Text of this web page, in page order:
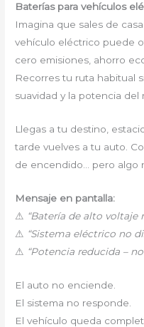
Baterías para vehículos
Imagina que sales de
vehículo eléctrico puede
cero emisiones, ahorro
Recorres tu ruta habitual
suavidad y la potencia del
Llegas a tu destino,
tarde vuelves a tu auto.
de encendido… pero algo
Mensaje en pantalla:
⚠ “Batería de alto voltaje
⚠ “Sistema eléctrico no
⚠ “Potencia reducida –
El auto no enciende.
El sistema no responde.
El vehículo queda